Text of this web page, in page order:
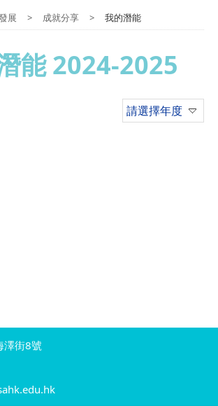
展 > 成就分享 > 我的潛能
能 2024-2025
請選擇年度
澤街8號